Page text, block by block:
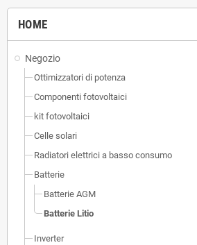
HOME
Negozio
Ottimizzatori di potenza
Componenti fotovoltaici
kit fotovoltaici
Celle solari
Radiatori elettrici a basso consumo
Batterie
Batterie AGM
Batterie Litio
Inverter